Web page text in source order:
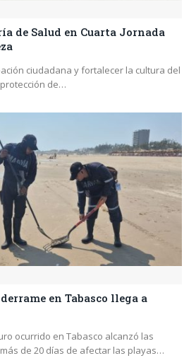
de Salud en Cuarta Jornada
ciudadana y fortalecer la cultura del
de…
en Tabasco llega a
ocurrido en Tabasco alcanzó las
de 20 días de afectar las playas…